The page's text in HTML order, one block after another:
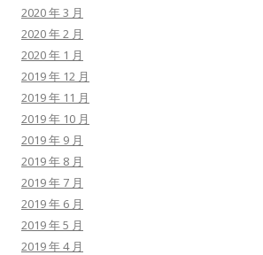
2020 年 3 月
2020 年 2 月
2020 年 1 月
2019 年 12 月
2019 年 11 月
2019 年 10 月
2019 年 9 月
2019 年 8 月
2019 年 7 月
2019 年 6 月
2019 年 5 月
2019 年 4 月